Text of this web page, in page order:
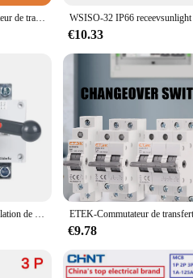
interruption capabilities and minimal
efficient power management and
ETEK MTS-Commutateur de transfert manuel pour touristes, rail DIN, commutateur modulaire, disjoncteur de verrouillage, alimentation, 1P, 2P, 4P, EKCS101
€10.33
CHINT NH40-63 d'isolation de sectionneur/100/125/160/200/250/400/630A commutateur de conversion de transfert 3P 4P
€9.78